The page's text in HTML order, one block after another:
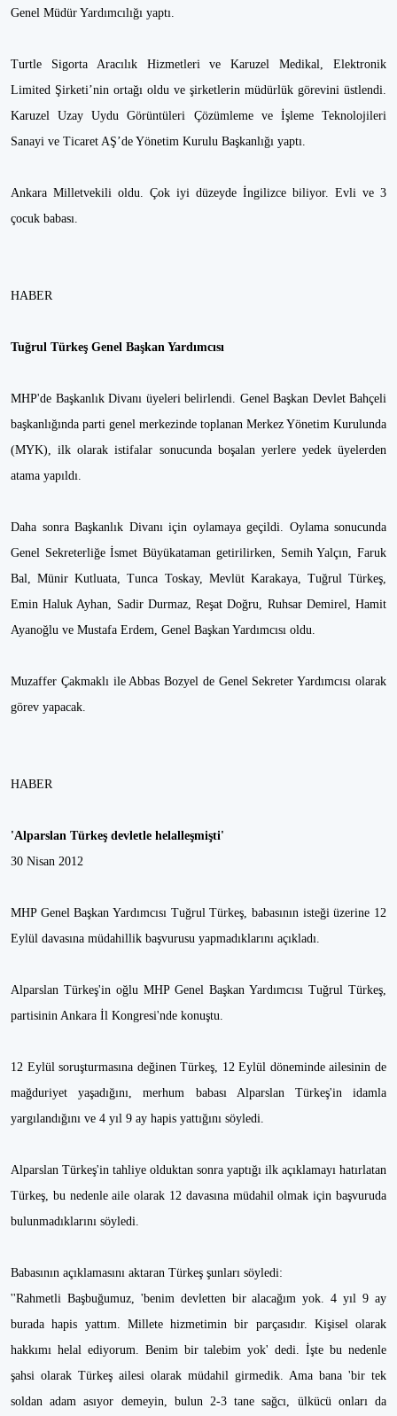
Genel Müdür Yardımcılığı yaptı.
Turtle Sigorta Aracılık Hizmetleri ve Karuzel Medikal, Elektronik
Limited Şirketi’nin ortağı oldu ve şirketlerin müdürlük görevini üstlendi.
Karuzel Uzay Uydu Görüntüleri Çözümleme ve İşleme Teknolojileri
Sanayi ve Ticaret AŞ’de Yönetim Kurulu Başkanlığı yaptı.
Ankara Milletvekili oldu. Çok iyi düzeyde İngilizce biliyor. Evli ve 3
çocuk babası.
HABER
Tuğrul Türkeş Genel Başkan Yardımcısı
MHP'de Başkanlık Divanı üyeleri belirlendi. Genel Başkan Devlet Bahçeli
başkanlığında parti genel merkezinde toplanan Merkez Yönetim Kurulunda
(MYK), ilk olarak istifalar sonucunda boşalan yerlere yedek üyelerden
atama yapıldı.
Daha sonra Başkanlık Divanı için oylamaya geçildi. Oylama sonucunda
Genel Sekreterliğe İsmet Büyükataman getirilirken, Semih Yalçın, Faruk
Bal, Münir Kutluata, Tunca Toskay, Mevlüt Karakaya, Tuğrul Türkeş,
Emin Haluk Ayhan, Sadir Durmaz, Reşat Doğru, Ruhsar Demirel, Hamit
Ayanoğlu ve Mustafa Erdem, Genel Başkan Yardımcısı oldu.
Muzaffer Çakmaklı ile Abbas Bozyel de Genel Sekreter Yardımcısı olarak
görev yapacak.
HABER
'Alparslan Türkeş devletle helalleşmişti'
30 Nisan 2012
MHP Genel Başkan Yardımcısı Tuğrul Türkeş, babasının isteği üzerine 12
Eylül davasına müdahillik başvurusu yapmadıklarını açıkladı.
Alparslan Türkeş'in oğlu MHP Genel Başkan Yardımcısı Tuğrul Türkeş,
partisinin Ankara İl Kongresi'nde konuştu.
12 Eylül soruşturmasına değinen Türkeş, 12 Eylül döneminde ailesinin de
mağduriyet yaşadığını, merhum babası Alparslan Türkeş'in idamla
yargılandığını ve 4 yıl 9 ay hapis yattığını söyledi.
Alparslan Türkeş'in tahliye olduktan sonra yaptığı ilk açıklamayı hatırlatan
Türkeş, bu nedenle aile olarak 12 davasına müdahil olmak için başvuruda
bulunmadıklarını söyledi.
Babasının açıklamasını aktaran Türkeş şunları söyledi:
''Rahmetli Başbuğumuz, 'benim devletten bir alacağım yok. 4 yıl 9 ay
burada hapis yattım. Millete hizmetimin bir parçasıdır. Kişisel olarak
hakkımı helal ediyorum. Benim bir talebim yok' dedi. İşte bu nedenle
şahsi olarak Türkeş ailesi olarak müdahil girmedik. Ama bana 'bir tek
soldan adam asıyor demeyin, bulun 2-3 tane sağcı, ülkücü onları da